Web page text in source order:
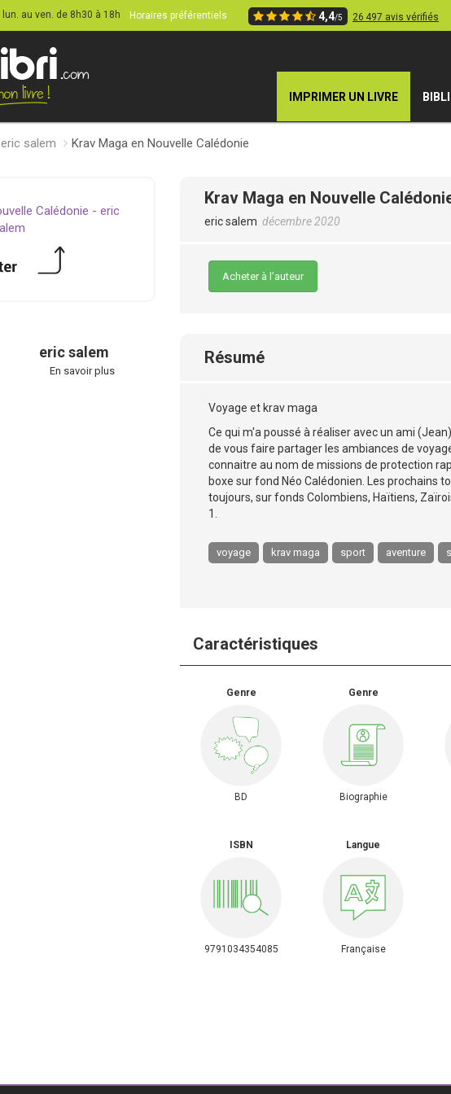
lun. au ven. de 8h30 à 18h Horaires préférentiels 4,4/5 26 497 avis vérifiés
IMPRIMER UN LIVRE
eric salem Krav Maga en Nouvelle Calédonie
eric salem
En savoir plus
Krav Maga en Nouvelle
eric salem décembre 2020
Acheter à l’auteur
Résumé
Voyage et krav maga
Ce qui m'a poussé à réaliser avec un ami
de vous faire partager les ambiances de
connaitre au nom de missions de protection
boxe sur fond Néo Calédonien. Les prochains
toujours, sur fonds Colombiens, Haïtiens,
1.
voyage krav maga sport aventure
Caractéristiques
Genre
BD
Genre
Biographie
ISBN
9791034354085
Langue
Française